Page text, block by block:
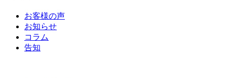
お客様の声
お知らせ
コラム
告知